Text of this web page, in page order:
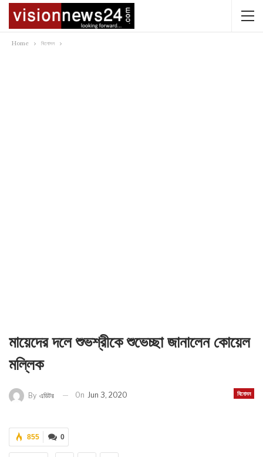
Home বিনোদন
মায়েদের দলে শুভশ্রীকে শুভেচ্ছা জানালেন কোয়েল
মল্লিক
বিনোদন
By এডিটর On Jun 3, 2020
0
855